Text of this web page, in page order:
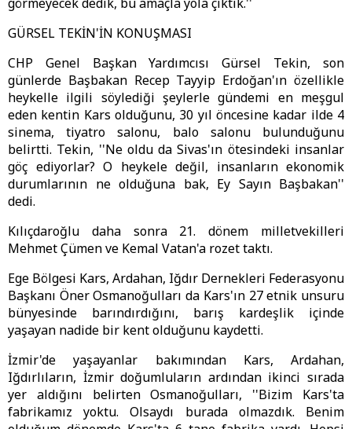
GÜRSEL TEKİN'İN KONUŞMASI
CHP Genel Başkan Yardımcısı Gürsel Tekin, son
günlerde Başbakan Recep Tayyip Erdoğan'ın özellikle
heykelle ilgili söylediği şeylerle gündemi en meşgul
eden kentin Kars olduğunu, 30 yıl öncesine kadar ilde 4
sinema, tiyatro salonu, balo salonu bulunduğunu
belirtti. Tekin, ''Ne oldu da Sivas'ın ötesindeki insanlar
göç ediyorlar? O heykele değil, insanların ekonomik
durumlarının ne olduğuna bak, Ey Sayın Başbakan''
dedi.
Kılıçdaroğlu daha sonra 21. dönem milletvekilleri
Mehmet Çümen ve Kemal Vatan'a rozet taktı.
Ege Bölgesi Kars, Ardahan, Iğdır Dernekleri Federasyonu
Başkanı Öner Osmanoğulları da Kars'ın 27 etnik unsuru
bünyesinde barındırdığını, barış kardeşlik içinde
yaşayan nadide bir kent olduğunu kaydetti.
İzmir'de yaşayanlar bakımından Kars, Ardahan,
Iğdırlıların, İzmir doğumluların ardından ikinci sırada
yer aldığını belirten Osmanoğulları, ''Bizim Kars'ta
fabrikamız yoktu. Olsaydı burada olmazdık. Benim